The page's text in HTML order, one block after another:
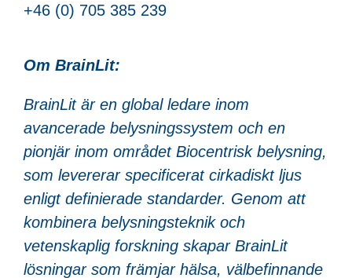
+46 (0) 705 385 239
Om BrainLit:
BrainLit är en global ledare inom
avancerade belysningssystem och en
pionjär inom området Biocentrisk belysning,
som levererar specificerat cirkadiskt ljus
enligt definierade standarder. Genom att
kombinera belysningsteknik och
vetenskaplig forskning skapar BrainLit
lösningar som främjar hälsa, välbefinnande